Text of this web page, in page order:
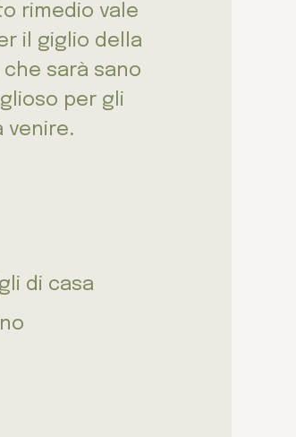
rimedio vale
il giglio della
che sarà sano
per gli
venire.
di casa